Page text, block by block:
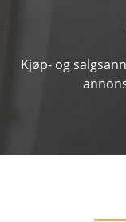
Kjøp- og